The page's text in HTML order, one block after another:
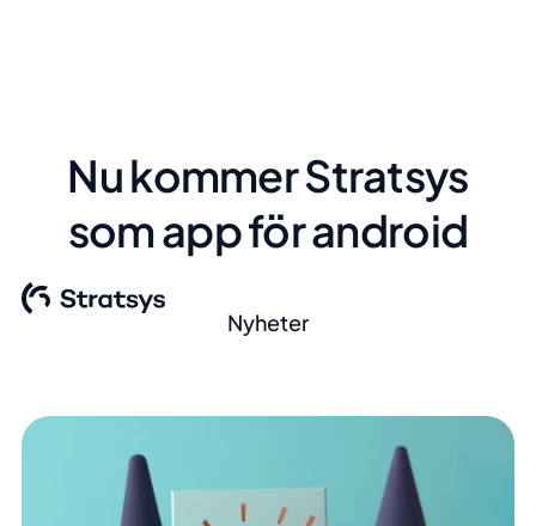
Nu kommer Stratsys
som app för android
Nyheter